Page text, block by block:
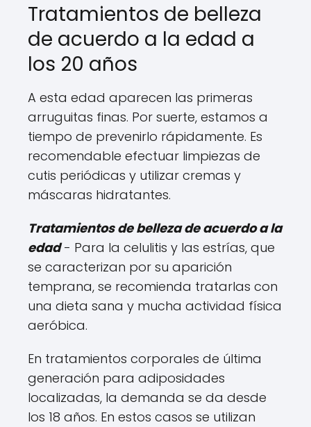
Tratamientos de belleza
de acuerdo a la edad a
los 20 años
A esta edad aparecen las primeras
arruguitas finas. Por suerte, estamos a
tiempo de prevenirlo rápidamente. Es
recomendable efectuar limpiezas de
cutis periódicas y utilizar cremas y
máscaras hidratantes.
Tratamientos de belleza de acuerdo a la
edad- Para la celulitis y las estrías, que
se caracterizan por su aparición
temprana, se recomienda tratarlas con
una dieta sana y mucha actividad física
aeróbica.
En tratamientos corporales de última
generación para adiposidades
localizadas, la demanda se da desde
los 18 años. En estos casos se utilizan